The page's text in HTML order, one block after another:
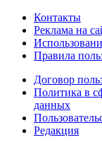
Контакты
Реклама на
Правила
Договор
Политика в
данных
Редакция